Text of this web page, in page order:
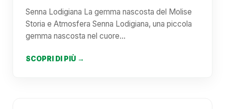
Senna Lodigiana La gemma nascosta del Molise
Storia e Atmosfera Senna Lodigiana, una piccola
gemma nascosta nel cuore…
SCOPRI DI PIÙ →